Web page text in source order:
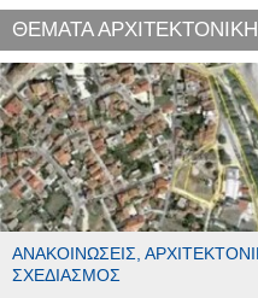
ΘΕΜΑΤΑ
ΑΝΑΚΟΙΝΏΣΕΙΣ,
ΣΧΕΔΙΑΣΜΌΣ